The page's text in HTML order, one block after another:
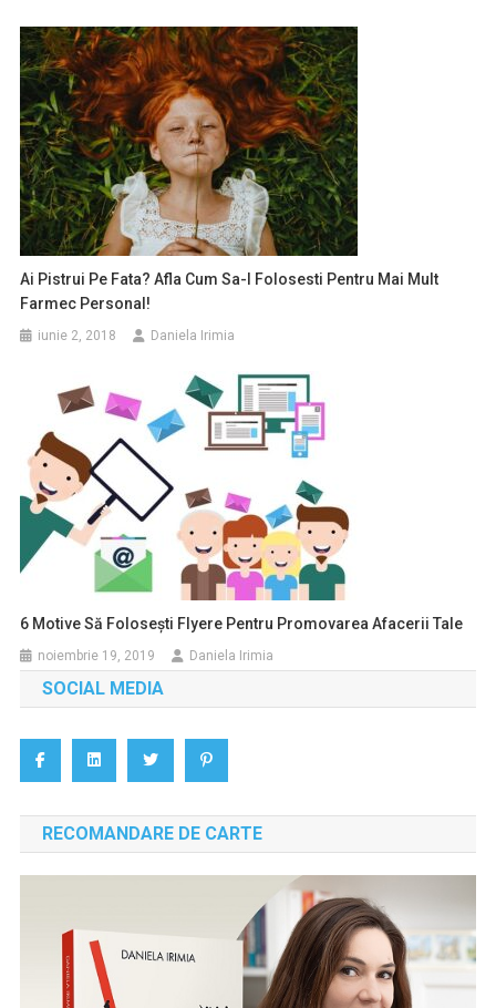
Ai Pistrui Pe Fata? Afla Cum Sa-I Folosesti Pentru Mai Mult
Farmec Personal!
iunie 2, 2018 Daniela Irimia
6 Motive Să Folosești Flyere Pentru Promovarea Afacerii Tale
noiembrie 19, 2019 Daniela Irimia
SOCIAL MEDIA
RECOMANDARE DE CARTE